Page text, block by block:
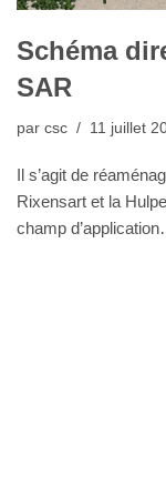
Schéma
SAR
par csc 11 juillet
Il s’agit de
Rixensart et la
champ